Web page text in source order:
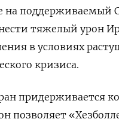
на поддерживаемый
тяжелый урон
в условиях
кризиса.
придерживается
позволяет